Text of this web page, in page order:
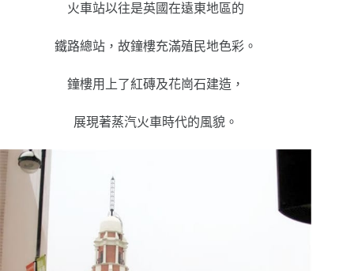
火車站以往是英國在遠東地區的
鐵路總站，故鐘樓充滿殖民地色彩。
鐘樓用上了紅磚及花崗石建造，
展現著蒸汽火車時代的風貌。